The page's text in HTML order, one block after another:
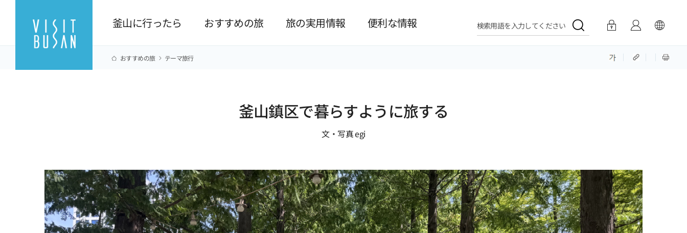
釜山に行ったら おすすめの旅 旅の実用情報 便利な情報 検索用語を入力してください
おすすめの旅 テーマ旅行
釜山鎮区で暮らすように旅する
文・写真 egi